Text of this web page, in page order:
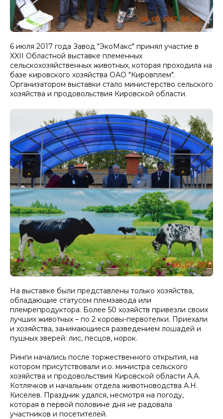
6 июля 2017 года Завод "ЭкоМакс" принял участие в
XXII Областной выставке племенных
сельскохозяйственных животных, которая проходила на
базе кировского хозяйства ОАО "Кировплем".
Организатором выставки стало министерство сельского
хозяйства и продовольствия Кировской области.
На выставке были представлены только хозяйства,
обладающие статусом племзавода или
племрепродуктора. Более 50 хозяйств привезли своих
лучших животных – по 2 коровы-первотелки. Приехали
и хозяйства, занимающиеся разведением лошадей и
пушных зверей: лис, песцов, норок.
Ринги начались после торжественного открытия, на
котором присутствовали и.о. министра сельского
хозяйства и продовольствия Кировской области А.А.
Котлячков и начальник отдела животноводства А.Н.
Киселев. Праздник удался, несмотря на погоду,
которая в первой половине дня не радовала
участников и посетителей.